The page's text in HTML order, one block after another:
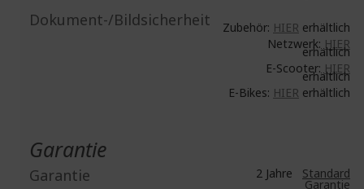
Dokument-/Bildsicherheit Zubehör: HIER erhältlich
Netzwerk: HIER
erhältlich
E-Scooter: HIER
erhältlich
E-Bikes: HIER erhältlich
Garantie
Garantie 2 Jahre Standard
Garantie